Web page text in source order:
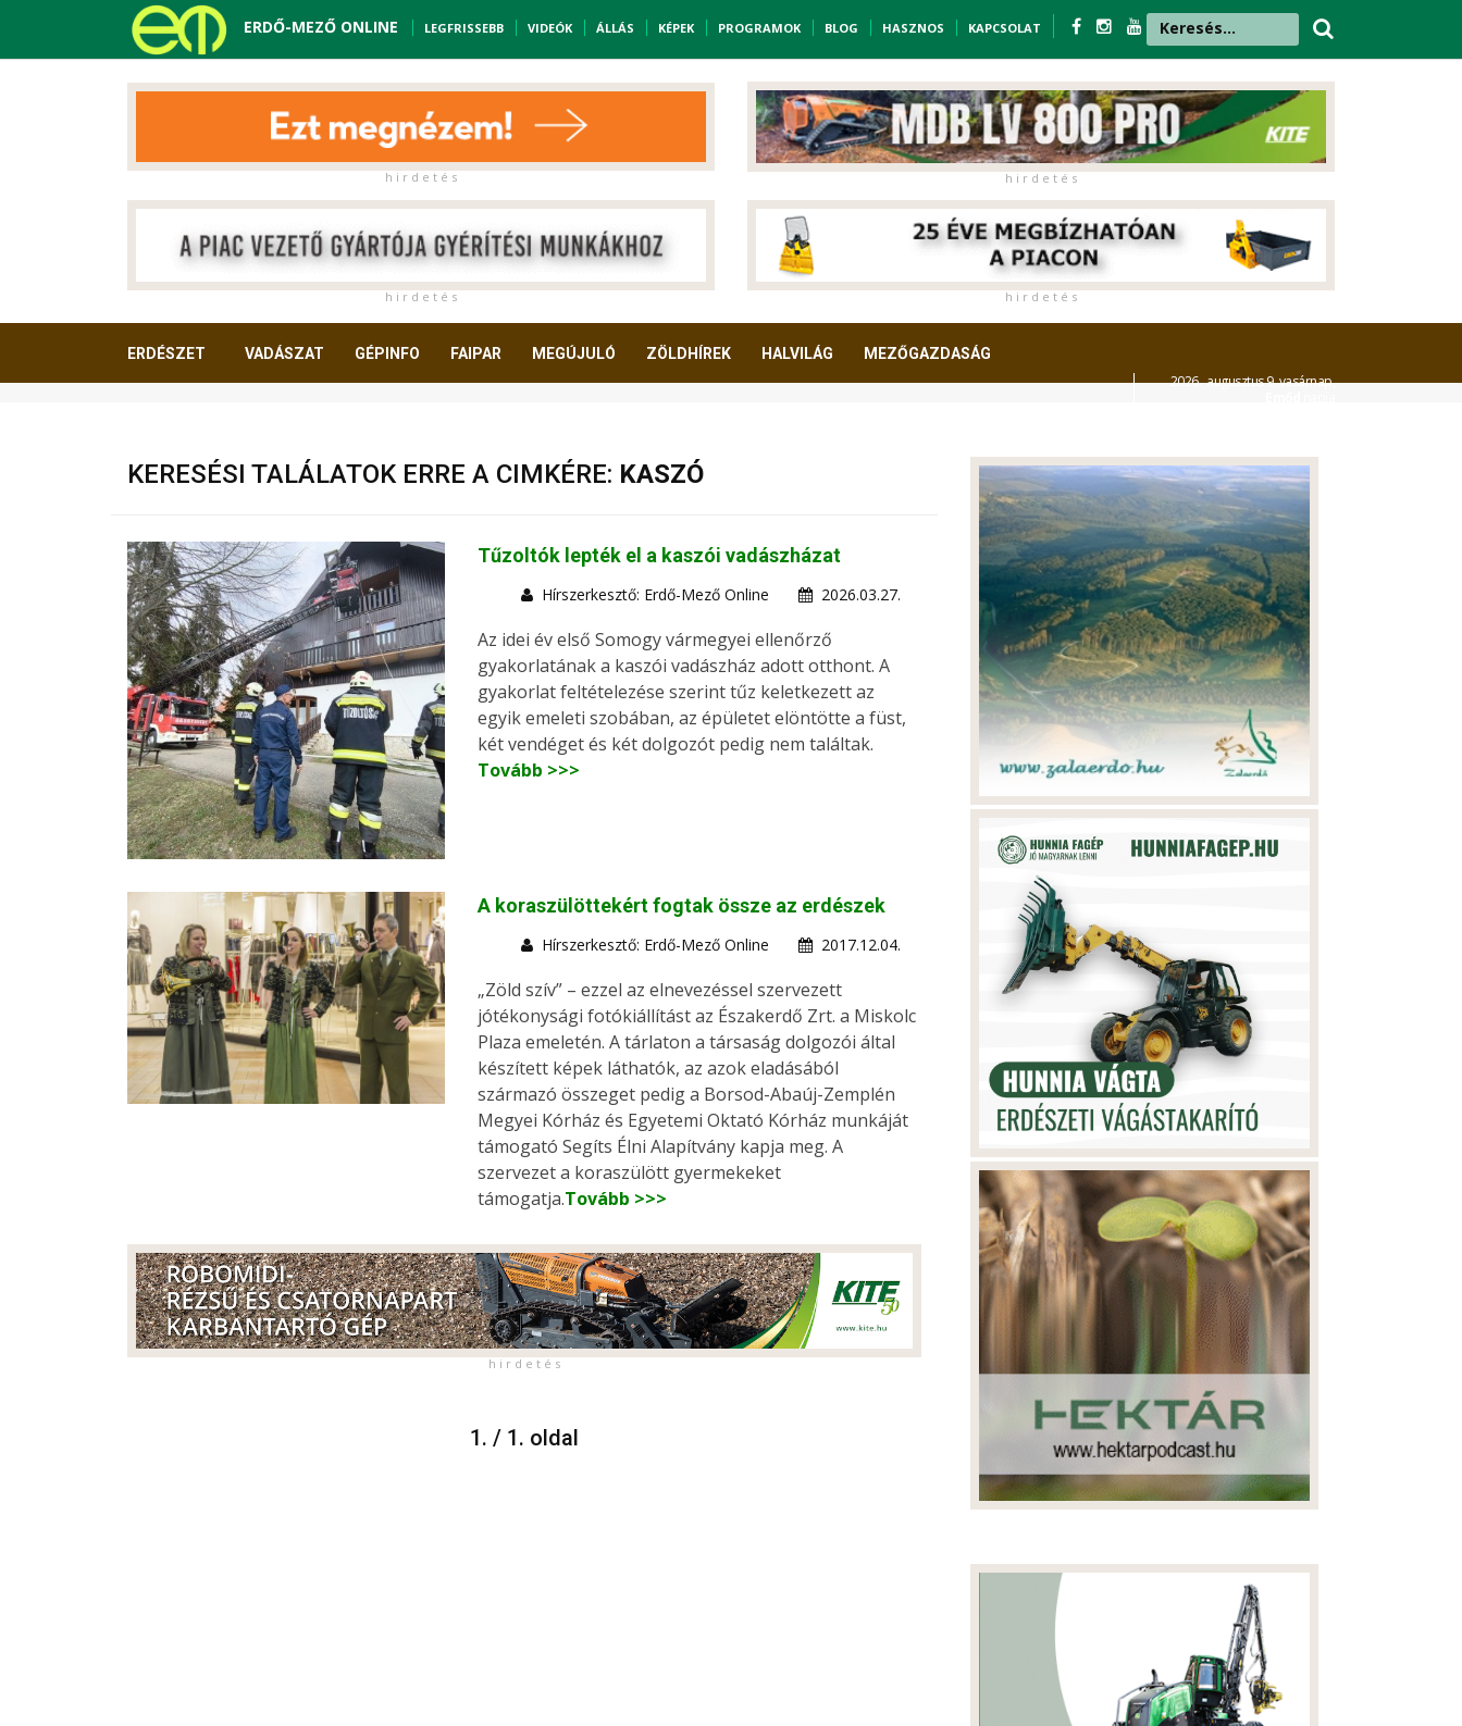
ERDŐ-MEZŐ ONLINE LEGFRISSEBB VIDEÓK ÁLLÁS KÉPEK PROGRAMOK BLOG HASZNOS KAPCSOLAT
h i r d e t é s h i r d e t é s
h i r d e t é s h i r d e t é s
ERDÉSZET VADÁSZAT GÉPINFO FAIPAR MEGÚJULÓ ZÖLDHÍREK HALVILÁG MEZŐGAZDASÁG
2026. augusztus 9. vasárnap,
KERESÉSI TALÁLATOK ERRE A CIMKÉRE: KASZÓ
Tűzoltók lepték el a kaszói vadászházat
Hírszerkesztő: Erdő-Mező Online 2026.03.27.
Az idei év első Somogy vármegyei ellenőrző
gyakorlatának a kaszói vadászház adott otthont. A
gyakorlat feltételezése szerint tűz keletkezett az
egyik emeleti szobában, az épületet elöntötte a füst,
két vendéget és két dolgozót pedig nem találtak.
Tovább >>>
A koraszülöttekért fogtak össze az erdészek
Hírszerkesztő: Erdő-Mező Online 2017.12.04.
„Zöld szív” – ezzel az elnevezéssel szervezett
jótékonysági fotókiállítást az Északerdő Zrt. a Miskolc
Plaza emeletén. A tárlaton a társaság dolgozói által
készített képek láthatók, az azok eladásából
származó összeget pedig a Borsod-Abaúj-Zemplén
Megyei Kórház és Egyetemi Oktató Kórház munkáját
támogató Segíts Élni Alapítvány kapja meg. A
szervezet a koraszülött gyermekeket
támogatja.Tovább >>>
h i r d e t é s
1. / 1. oldal